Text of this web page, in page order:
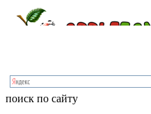
поиск по сайту